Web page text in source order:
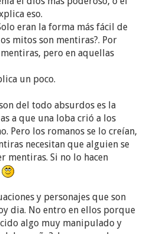
eso.
eran la forma más fácil de
mitos son mentiras?. Por
pero en aquellas
un poco.
del todo absurdos es la
a que una loba crió a los
Pero los romanos se lo creían,
necesitan que alguien se
mentiras. Si no lo hacen
y personajes que son
dia. No entro en ellos porque
algo muy manipulado y